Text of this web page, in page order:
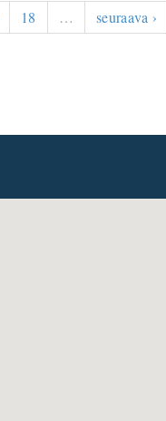
18 …
seuraava ›